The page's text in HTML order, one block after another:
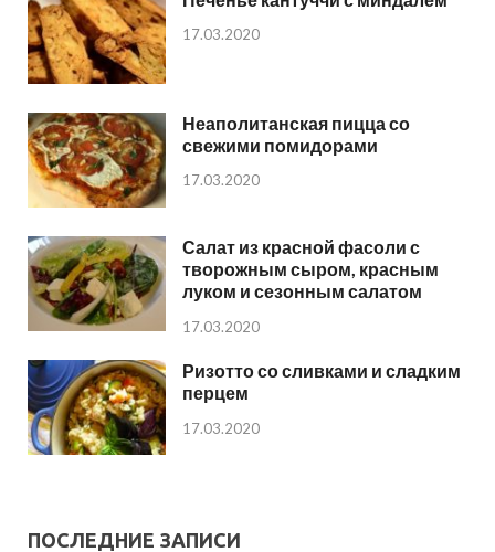
17.03.2020
Неаполитанская пицца со
свежими помидорами
17.03.2020
Салат из красной фасоли с
творожным сыром, красным
луком и сезонным салатом
17.03.2020
Ризотто со сливками и сладким
перцем
17.03.2020
ПОСЛЕДНИЕ ЗАПИСИ